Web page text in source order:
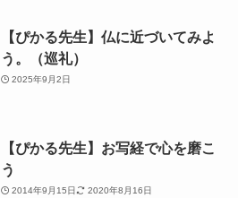
【ぴかる先生】仏に近づいてみよ
う。（巡礼）
2025年9月2日
【ぴかる先生】お写経で心を磨こ
う
2014年9月15日 2020年8月16日